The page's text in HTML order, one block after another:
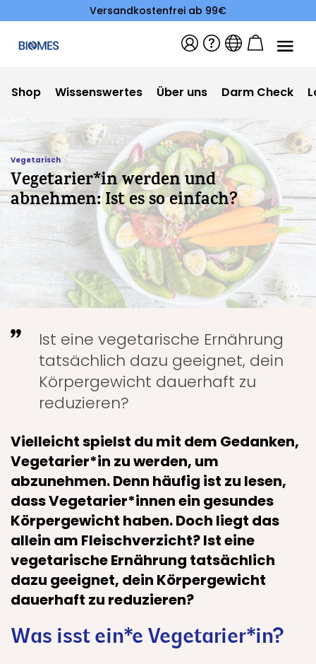
Versandkostenfrei ab 99€
Shop Wissenswertes Über uns Darm Check
Vegetarisch
Vegetarier*in werden und
abnehmen: Ist es so einfach?
Ist eine vegetarische Ernährung
tatsächlich dazu geeignet, dein
Körpergewicht dauerhaft zu
reduzieren?
Vielleicht spielst du mit dem Gedanken,
Vegetarier*in zu werden, um
abzunehmen. Denn häufig ist zu lesen,
dass Vegetarier*innen ein gesundes
Körpergewicht haben. Doch liegt das
allein am Fleischverzicht? Ist eine
vegetarische Ernährung tatsächlich
dazu geeignet, dein Körpergewicht
dauerhaft zu reduzieren?
Was isst ein*e Vegetarier*in?